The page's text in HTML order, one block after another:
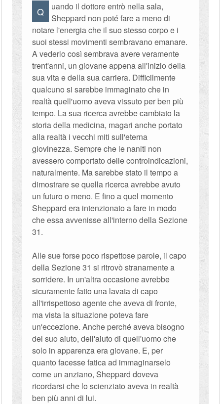
Q
uando il dottore entrò nella sala,
Sheppard non poté fare a meno di
notare l'energia che il suo stesso corpo e i
suoi stessi movimenti sembravano emanare.
A vederlo così sembrava avere veramente
trent'anni, un giovane appena all'inizio della
sua vita e della sua carriera. Difficilmente
qualcuno si sarebbe immaginato che in
realtà quell'uomo aveva vissuto per ben più
tempo. La sua ricerca avrebbe cambiato la
storia della medicina, magari anche portato
alla realtà i vecchi miti sull'eterna
giovinezza. Sempre che le naniti non
avessero comportato delle controindicazioni,
naturalmente. Ma sarebbe stato il tempo a
dimostrare se quella ricerca avrebbe avuto
un futuro o meno. E fino a quel momento
Sheppard era intenzionato a fare in modo
che essa avvenisse all'interno della Sezione
31.
Alle sue forse poco rispettose parole, il capo
della Sezione 31 si ritrovò stranamente a
sorridere. In un'altra occasione avrebbe
sicuramente fatto una lavata di capo
all'irrispettoso agente che aveva di fronte,
ma vista la situazione poteva fare
un'eccezione. Anche perché aveva bisogno
del suo aiuto, dell'aiuto di quell'uomo che
solo in apparenza era giovane. E, per
quanto facesse fatica ad immaginarselo
come un anziano, Sheppard doveva
ricordarsi che lo scienziato aveva in realtà
ben più anni di lui.